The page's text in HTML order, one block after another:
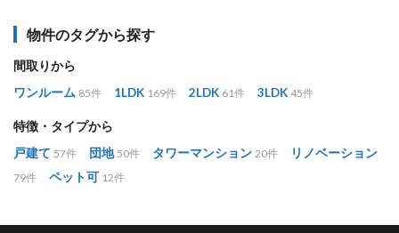
物件のタグから探す
間取りから
ワンルーム 85件 1LDK 169件 2LDK 61件 3LDK 45件
特徴・タイプから
戸建て 57件 団地 50件 タワーマンション 20件 リノベーション
79件 ペット可 12件